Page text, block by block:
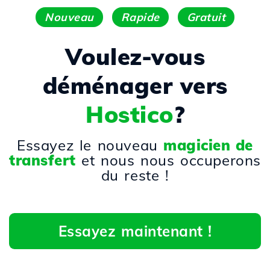
Nouveau Rapide Gratuit
Voulez-vous
déménager vers
Hostico?
Essayez le nouveau magicien de
transfert et nous nous occuperons
du reste !
Essayez maintenant !